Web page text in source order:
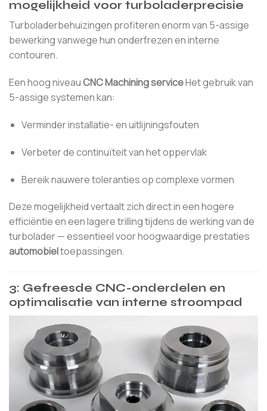
mogelijkheid voor turboladerprecisie
Turboladerbehuizingen profiteren enorm van 5-assige
bewerking vanwege hun onderfrezen en interne
contouren.
Een hoog niveauCNC Machining serviceHet gebruik van
5-assige systemen kan:
Verminder installatie- en uitlijningsfouten
Verbeter de continuïteit van het oppervlak
Bereik nauwere toleranties op complexe vormen
Deze mogelijkheid vertaalt zich direct in een hogere
efficiëntie en een lagere trilling tijdens de werking van de
turbolader — essentieel voor hoogwaardige prestaties
automobieltoepassingen.
3: Gefreesde CNC-onderdelen en
optimalisatie van interne stroompad